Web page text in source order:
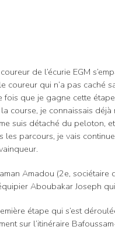
de l’écurie EGM
qui n’a pas caché
que je gagne cette
course, je connaissais
suis détaché du peloton,
parcours, je vais
Amadou (2e,
Aboubakar Joseph
étape qui s’est
sur l’itinéraire